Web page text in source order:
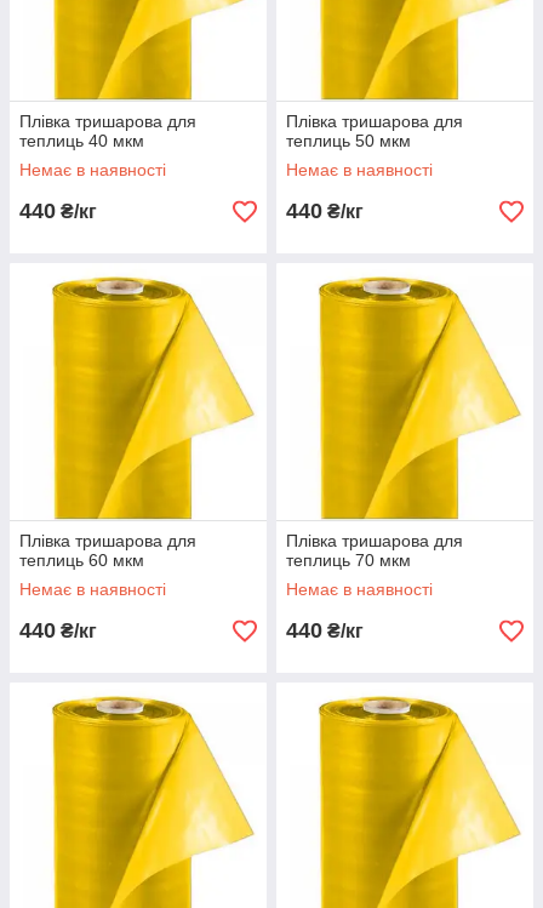
Плівка тришарова для
теплиць 40 мкм
Немає в наявності
440 ₴/кг
Плівка тришарова для
теплиць 50 мкм
Немає в наявності
440 ₴/кг
Плівка тришарова для
теплиць 60 мкм
Немає в наявності
440 ₴/кг
Плівка тришарова для
теплиць 70 мкм
Немає в наявності
440 ₴/кг